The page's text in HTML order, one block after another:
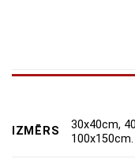
IZMĒRS
30x40cm,
100x150cm.